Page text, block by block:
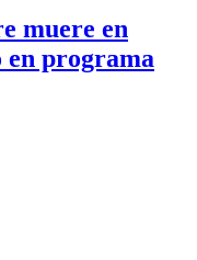
muere en
en programa